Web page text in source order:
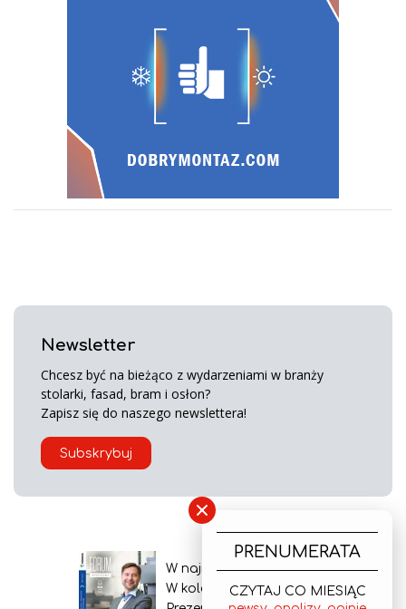
Newsletter
Chcesz być na bieżąco z wydarzeniami w branży
stolarki, fasad, bram i osłon?
Zapisz się do naszego newslettera!
Subskrybuj
W najnowszym wydaniu
W kolejnym numerze
×
PRENUMERATA
CZYTAJ CO MIESIĄC